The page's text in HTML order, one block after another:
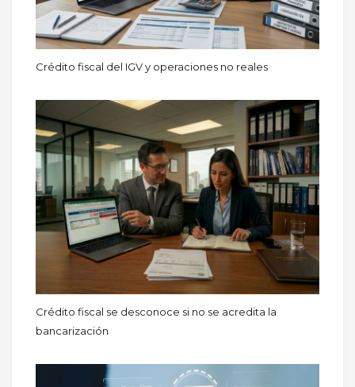
Crédito fiscal del IGV y operaciones no reales
Crédito fiscal se desconoce si no se acredita la
bancarización